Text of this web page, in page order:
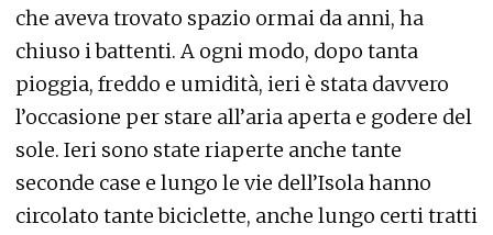
che aveva trovato spazio ormai da anni, ha
chiuso i battenti. A ogni modo, dopo tanta
pioggia, freddo e umidità, ieri è stata davvero
l’occasione per stare all’aria aperta e godere del
sole. Ieri sono state riaperte anche tante
seconde case e lungo le vie dell’Isola hanno
circolato tante biciclette, anche lungo certi tratti